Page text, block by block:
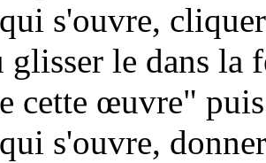
s'ouvre,
le dans la
cette œuvre"
s'ouvre,